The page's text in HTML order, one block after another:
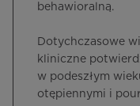
behawioralną.
Dotychczasowe
kliniczne
w podeszłym
otępiennymi i